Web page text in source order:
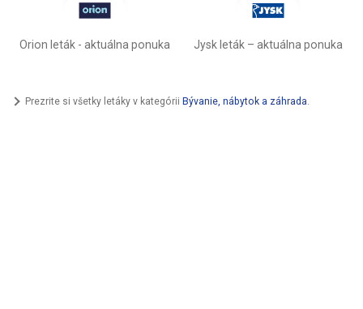
Orion leták - aktuálna ponuka Jysk leták – aktuálna ponuka
Prezrite si všetky letáky v kategórii Bývanie, nábytok a záhrada.